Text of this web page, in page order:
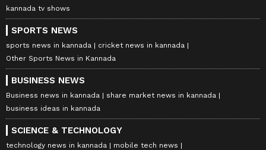
kannada tv shows
SPORTS NEWS
sports news in kannada
cricket news in kannada
Other Sports News in Kannada
BUSINESS NEWS
Business news in kannada
share market news in kannada
business ideas in kannada
SCIENCE & TECHNOLOGY
technology news in kannada
mobile tech news